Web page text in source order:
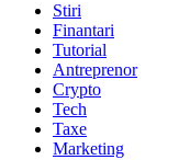
Stiri
Finantari
Tutorial
Antreprenor
Crypto
Tech
Taxe
Marketing